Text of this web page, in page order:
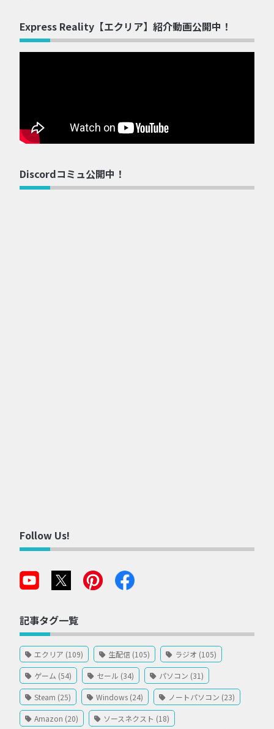
Express Reality【エクリア】紹介動画公開中！
Discordコミュ公開中！
Follow Us!
記事タグ一覧
エクリア (109) 生配信 (105) ラジオ (105)
ゲーム (54) セール (34) パソコン (31)
Steam (25) Windows (24) ノートパソコン (23)
Amazon (20) ソースネクスト (18)